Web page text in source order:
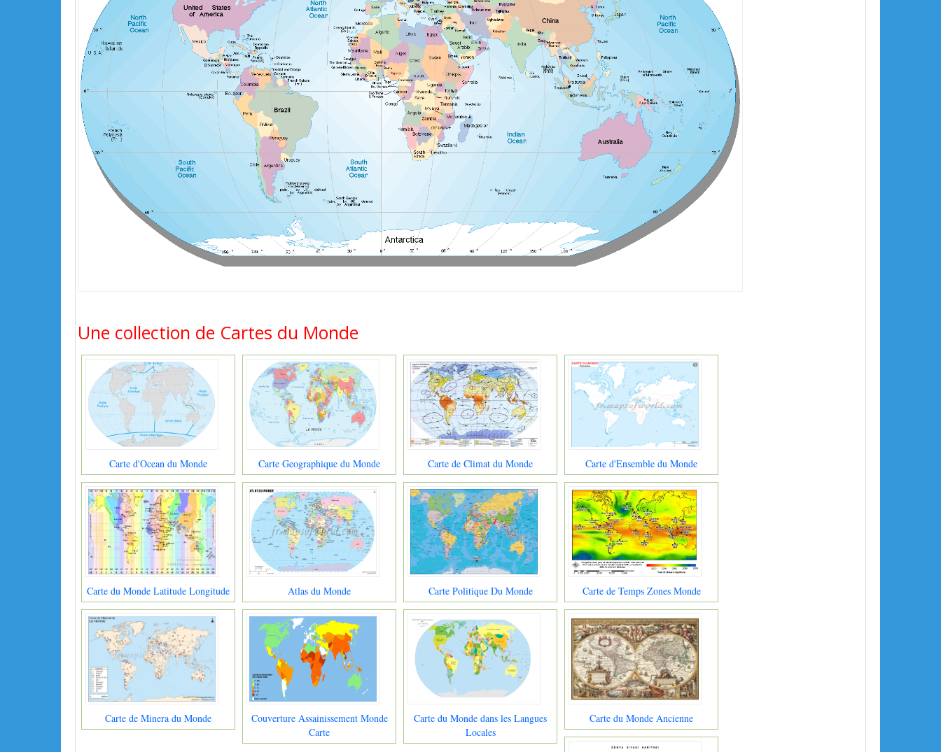
Une collection de Cartes du Monde
Carte d'Ocean du Monde Carte Geographique du Monde Carte de Climat du Monde Carte d'Ensemble du Monde
Carte du Monde Latitude Longitude Atlas du Monde Carte Politique Du Monde Carte de Temps Zones Monde
Carte de Minera du Monde
Couverture Assainissement Monde
Carte
Carte du Monde dans les Langues
Locales
Carte du Monde Ancienne